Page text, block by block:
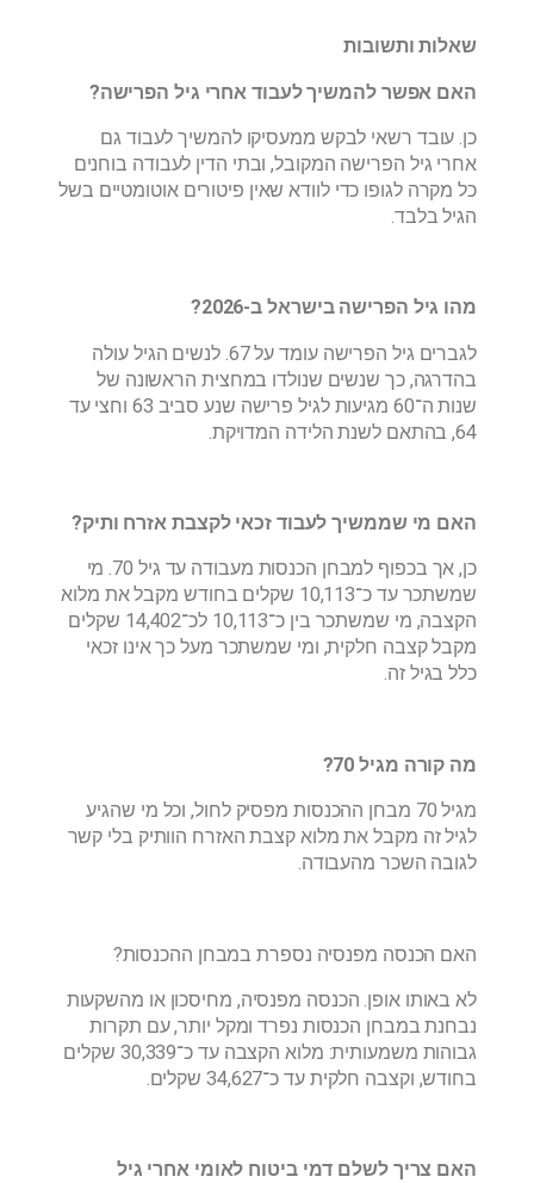
שאלות ותשובות
האם אפשר להמשיך לעבוד אחרי גיל הפרישה?
כן. עובד רשאי לבקש ממעסיקו להמשיך לעבוד גם
אחרי גיל הפרישה המקובל, ובתי הדין לעבודה בוחנים
כל מקרה לגופו כדי לוודא שאין פיטורים אוטומטיים בשל
הגיל בלבד.
מהו גיל הפרישה בישראל ב-2026?
לגברים גיל הפרישה עומד על 67. לנשים הגיל עולה
בהדרגה, כך שנשים שנולדו במחצית הראשונה של
שנות ה־60 מגיעות לגיל פרישה שנע סביב 63 וחצי עד
64, בהתאם לשנת הלידה המדויקת.
האם מי שממשיך לעבוד זכאי לקצבת אזרח ותיק?
כן, אך בכפוף למבחן הכנסות מעבודה עד גיל 70. מי
שמשתכר עד כ־10,113 שקלים בחודש מקבל את מלוא
הקצבה, מי שמשתכר בין כ־10,113 לכ־14,402 שקלים
מקבל קצבה חלקית, ומי שמשתכר מעל כך אינו זכאי
כלל בגיל זה.
מה קורה מגיל 70?
מגיל 70 מבחן ההכנסות מפסיק לחול, וכל מי שהגיע
לגיל זה מקבל את מלוא קצבת האזרח הוותיק בלי קשר
לגובה השכר מהעבודה.
האם הכנסה מפנסיה נספרת במבחן ההכנסות?
לא באותו אופן. הכנסה מפנסיה, מחיסכון או מהשקעות
נבחנת במבחן הכנסות נפרד ומקל יותר, עם תקרות
גבוהות משמעותית: מלוא הקצבה עד כ־30,339 שקלים
בחודש, וקצבה חלקית עד כ־34,627 שקלים.
האם צריך לשלם דמי ביטוח לאומי אחרי גיל